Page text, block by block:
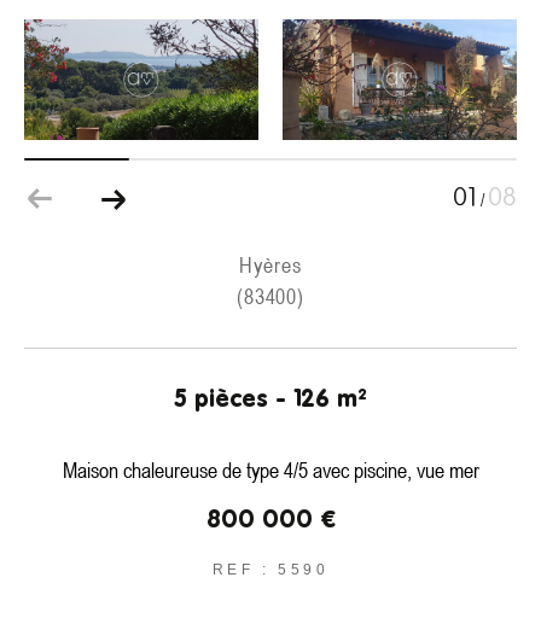
01 /08
Hyères
(83400)
5 pièces - 126 m²
Maison chaleureuse de type 4/5 avec piscine, vue mer
800 000 €
REF : 5590